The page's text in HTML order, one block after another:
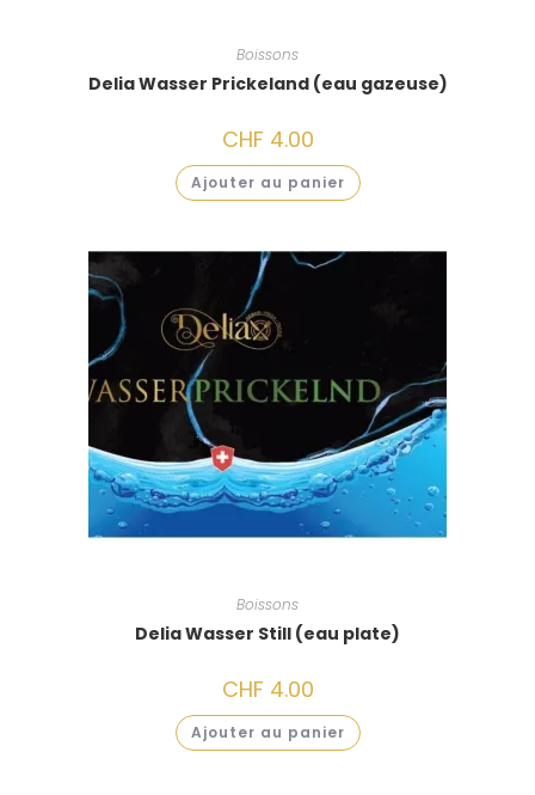
Boissons
Delia Wasser Prickeland (eau gazeuse)
CHF 4.00
Ajouter au panier
Boissons
Delia Wasser Still (eau plate)
CHF 4.00
Ajouter au panier